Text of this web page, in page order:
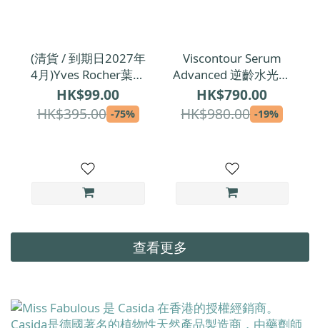
(清貨 / 到期日2027年
4月)Yves Rocher葉露
芝 微海藻注氧煥肌日
霜 50ml
HK$99.00
HK$395.00 -75%
Viscontour Serum
Advanced 逆齡水光修
復安瓶精華 1.5ml x
30 | 每支1.5ml【精
華增量裝】
HK$790.00
HK$980.00 -19%
查看更多